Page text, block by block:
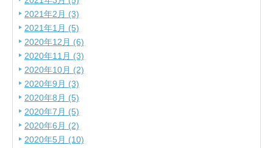
2021年2月 (3)
2021年1月 (5)
2020年12月 (6)
2020年11月 (3)
2020年10月 (2)
2020年9月 (3)
2020年8月 (5)
2020年7月 (5)
2020年6月 (2)
2020年5月 (10)